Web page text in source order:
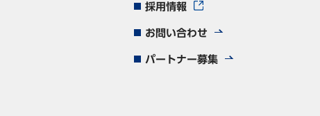
採用情報
お問い合わせ
パートナー募集